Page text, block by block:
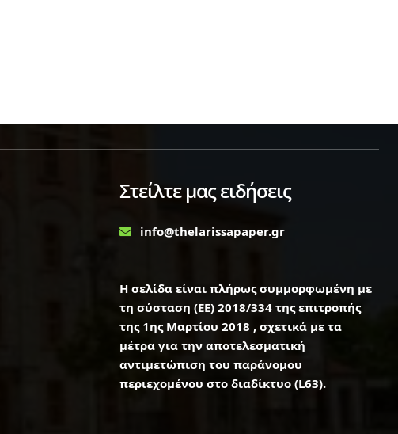
Στείλτε μας ειδήσεις
info@thelarissapaper.gr
Η σελίδα είναι πλήρως συμμορφωμένη με
τη σύσταση (ΕΕ) 2018/334 της επιτροπής
της 1ης Μαρτίου 2018 , σχετικά με τα
μέτρα για την αποτελεσματική
αντιμετώπιση του παράνομου
περιεχομένου στο διαδίκτυο (L63).